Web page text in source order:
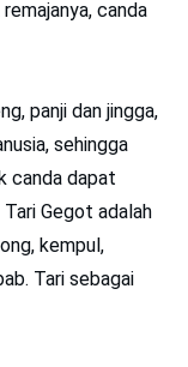
canda
panji dan jingga,
sehingga
canda dapat
Gegot adalah
kempul,
Tari sebagai